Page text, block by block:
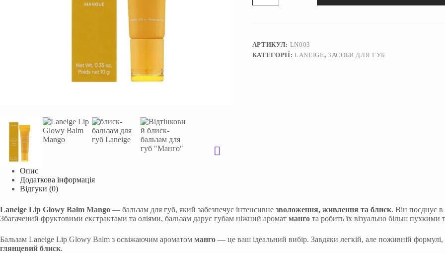
зволоження
Laneige
Lip
Glowy
АРТИКУЛ: LN003
КАТЕГОРІЇ: LANEIGE, ЗАСОБИ ДЛЯ ГУБ
Опис
Додаткова інформація
Відгуки (0)
Laneige Lip Glowy Balm Mango — бальзам для губ, який забезпечує інтенсивне зволоження, живлення та блиск. Він поєднує в
Збагачений фруктовими екстрактами та оліями, бальзам дарує губам ніжний аромат манго та робить їх візуально більш пухкими
Бальзам Laneige Lip Glowy Balm з освіжаючим ароматом манго — це ваш ідеальний вибір. Завдяки легкій, але поживній формулі,
глянцевий блиск.